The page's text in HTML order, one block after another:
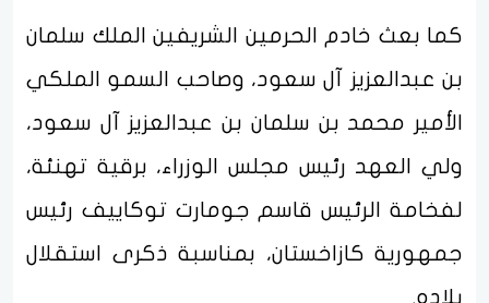
كما بعث خادم الحرمين الشريفين الملك سلمان
بن عبدالعزيز آل سعود، وصاحب السمو الملكي
الأمير محمد بن سلمان بن عبدالعزيز آل سعود،
ولي العهد رئيس مجلس الوزراء، برقية تهنئة،
لفخامة الرئيس قاسم جومارت توكاييف رئيس
جمهورية كازاخستان، بمناسبة ذكرى استقلال
بلاده.